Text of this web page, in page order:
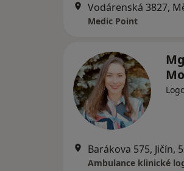
Vodárenská 3827,
Medic Point
Barákova 575, Jičín,
Ambulance klinické